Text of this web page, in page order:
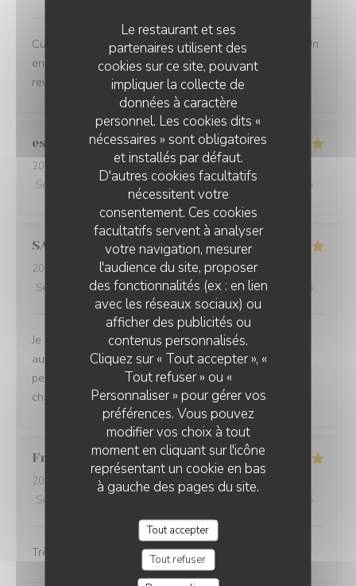
Le restaurant et ses
partenaires utilisent des
cookies sur ce site, pouvant
impliquer la collecte de
données à caractère
personnel. Les cookies dits «
nécessaires » sont obligatoires
et installés par défaut.
D'autres cookies facultatifs
nécessitent votre
consentement. Ces cookies
facultatifs servent à analyser
votre navigation, mesurer
l'audience du site, proposer
des fonctionnalités (ex : en lien
avec les réseaux sociaux) ou
afficher des publicités ou
contenus personnalisés.
Cliquez sur « Tout accepter », «
Tout refuser » ou «
Personnaliser » pour gérer vos
préférences. Vous pouvez
modifier vos choix à tout
moment en cliquant sur l'icône
représentant un cookie en bas
à gauche des pages du site.
Tout accepter
Tout refuser
Cuisine excellente. Lieu merveilleux chargé d’histoire. Un
endroit où on se sent bien et où on a aussitôt envie de
revenir. Excellent accueil et service.
estelle
2026-08-06
- 19:30 - Couverts 2
Service
Ambiance: 5/5 Cuisine : 5/5 Qualité / Prix /5
SANDRA
2026-08-05
- 12:30 - Couverts 2
Service
/5 Ambiance: 5/5 Cuisine :5/5 Qualité / Prix /5
Je suis venue pour la 3ème fois et j’apprécie toujours
autant la beauté du cadre, le professionnalisme du
personnel, la grande qualité des plats et l’accueil
chaleureux des propriétaires de cet établissement.
Francoise B
2026-08-05
- 19:30 - Couverts 2
Service
/5
Très bon .Accueil ,service de qualité.